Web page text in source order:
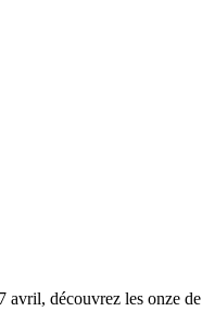
découvrez les onze